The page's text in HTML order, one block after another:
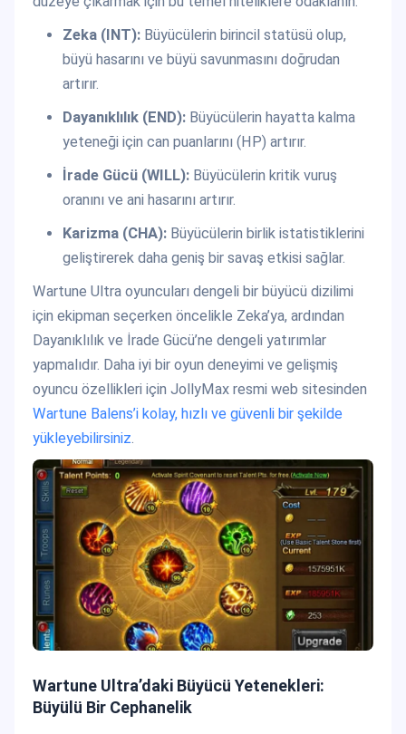
Zeka (INT):Büyücülerin birincil statüsü olup,
büyü hasarını ve büyü savunmasını doğrudan
artırır.
Dayanıklılık (END):Büyücülerin hayatta kalma
yeteneği için can puanlarını (HP) artırır.
İrade Gücü (WILL):Büyücülerin kritik vuruş
oranını ve ani hasarını artırır.
Karizma (CHA):Büyücülerin birlik istatistiklerini
geliştirerek daha geniş bir savaş etkisi sağlar.
Wartune Ultra oyuncuları dengeli bir büyücü dizilimi
için ekipman seçerken öncelikle Zeka’ya, ardından
Dayanıklılık ve İrade Gücü’ne dengeli yatırımlar
yapmalıdır. Daha iyi bir oyun deneyimi ve gelişmiş
oyuncu özellikleri için JollyMax resmi web sitesinden
Wartune Balens’i kolay, hızlı ve güvenli bir şekilde
yükleyebilirsiniz.
Wartune Ultra’daki Büyücü Yetenekleri:
Büyülü Bir Cephanelik